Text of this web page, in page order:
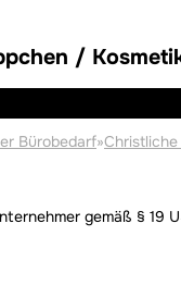
/
Bürobedarf»
gemäß § 19